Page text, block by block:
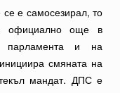
е самосезирал, то
официално още в
парламента и на
смяната на
мандат. ДПС е